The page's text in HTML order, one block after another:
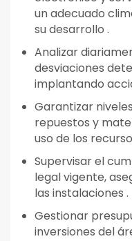
un adecuado
su desarrollo .
Analizar
desviaciones
implantando
Garantizar
repuestos y
uso de los
Supervisar el
legal vigente,
las instalaciones .
Gestionar
inversiones del